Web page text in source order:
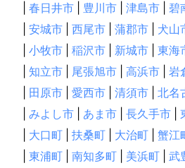
春日井市 豊川市 津島市 碧
安城市 西尾市 蒲郡市 犬山
小牧市 稲沢市 新城市 東海
知立市 尾張旭市 高浜市 岩
田原市 愛西市 清須市 北名
みよし市 あま市 長久手市
大口町 扶桑町 大治町 蟹江
東浦町 南知多町 美浜町 武